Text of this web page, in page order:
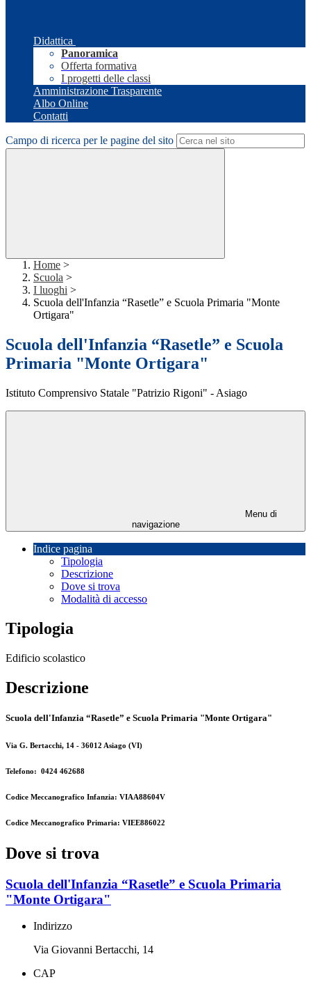
Didattica
Panoramica
Offerta formativa
I progetti delle classi
Amministrazione Trasparente
Albo Online
Contatti
Campo di ricerca per le pagine del sito
Home >
Scuola >
I luoghi >
Scuola dell'Infanzia “Rasetle” e Scuola Primaria "Monte
Ortigara"
Scuola dell'Infanzia “Rasetle” e Scuola
Primaria "Monte Ortigara"
Istituto Comprensivo Statale "Patrizio Rigoni" - Asiago
Menu di
navigazione
Indice pagina
Tipologia
Descrizione
Dove si trova
Modalità di accesso
Tipologia
Edificio scolastico
Descrizione
Scuola dell'Infanzia “Rasetle” e Scuola Primaria "Monte Ortigara"
Via G. Bertacchi, 14 - 36012 Asiago (VI)
Telefono: 0424 462688
Codice Meccanografico Infanzia: VIAA88604V
Codice Meccanografico Primaria: VIEE886022
Dove si trova
Scuola dell'Infanzia “Rasetle” e Scuola Primaria
"Monte Ortigara"
Indirizzo
Via Giovanni Bertacchi, 14
CAP